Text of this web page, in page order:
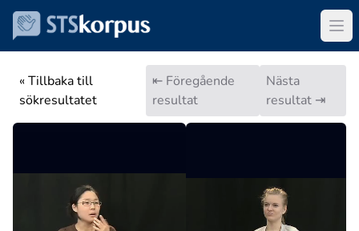
« Tillbaka till
sökresultatet
⇤ Föregående
resultat
Nästa
resultat ⇥